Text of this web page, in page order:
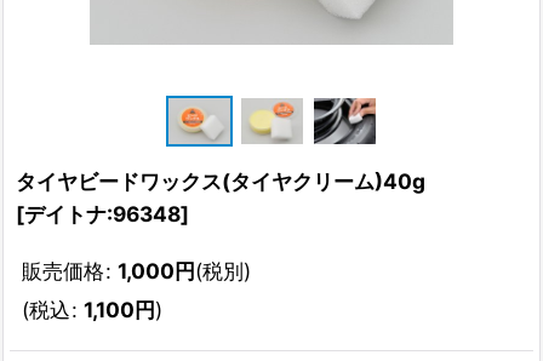
タイヤビードワックス(タイヤクリーム)40g
[デイトナ:96348]
販売価格: 1,000円(税別)
(税込: 1,100円)